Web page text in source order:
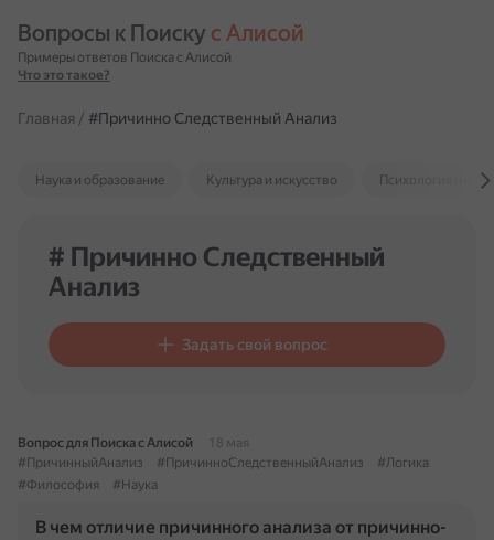
Вопросы к Поиску с Алисой
Примеры ответов Поиска с Алисой
Что это такое?
Главная / #Причинно Следственный Анализ
Наука и образование Культура и искусство Психология и
# Причинно Следственный
Анализ
Задать свой вопрос
Вопрос для Поиска с Алисой
18 мая
#ПричинныйАнализ
#ПричинноСледственныйАнализ
#Логика
#Философия
#Наука
В чем отличие причинного анализа от причинно-